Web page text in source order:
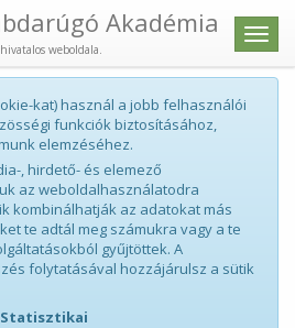
Menü
Akadémia
weboldala.
kat) használ a jobb felhasználói
funkciók biztosításához,
elemzéséhez.
, hirdető- és elemező
az weboldalhasználatodra
kombinálhatják az adatokat más
te adtál meg számukra vagy a te
gyűjtöttek. A
folytatásával hozzájárulsz a sütik
Statisztikai